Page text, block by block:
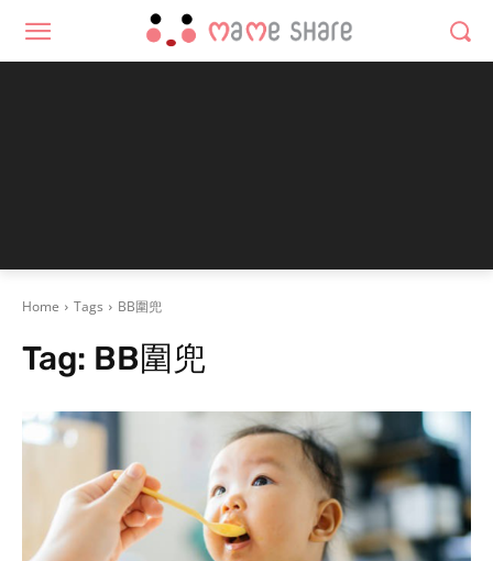
Home Tags BB圍兜
Tag: BB圍兜